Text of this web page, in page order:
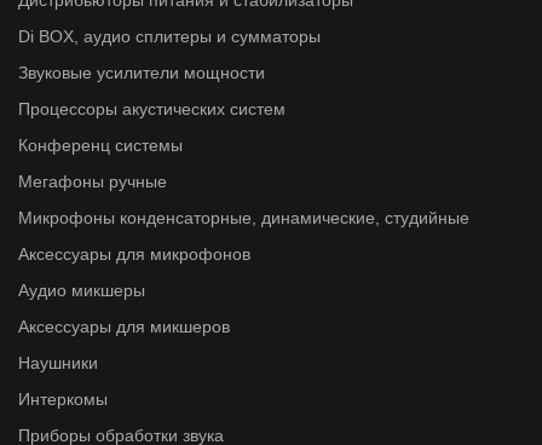
Di BOX, аудио сплитеры и сумматоры
Звуковые усилители мощности
Процессоры акустических систем
Конференц системы
Мегафоны ручные
Микрофоны конденсаторные, динамические, студийные
Аксессуары для микрофонов
Аудио микшеры
Аксессуары для микшеров
Наушники
Интеркомы
Приборы обработки звука